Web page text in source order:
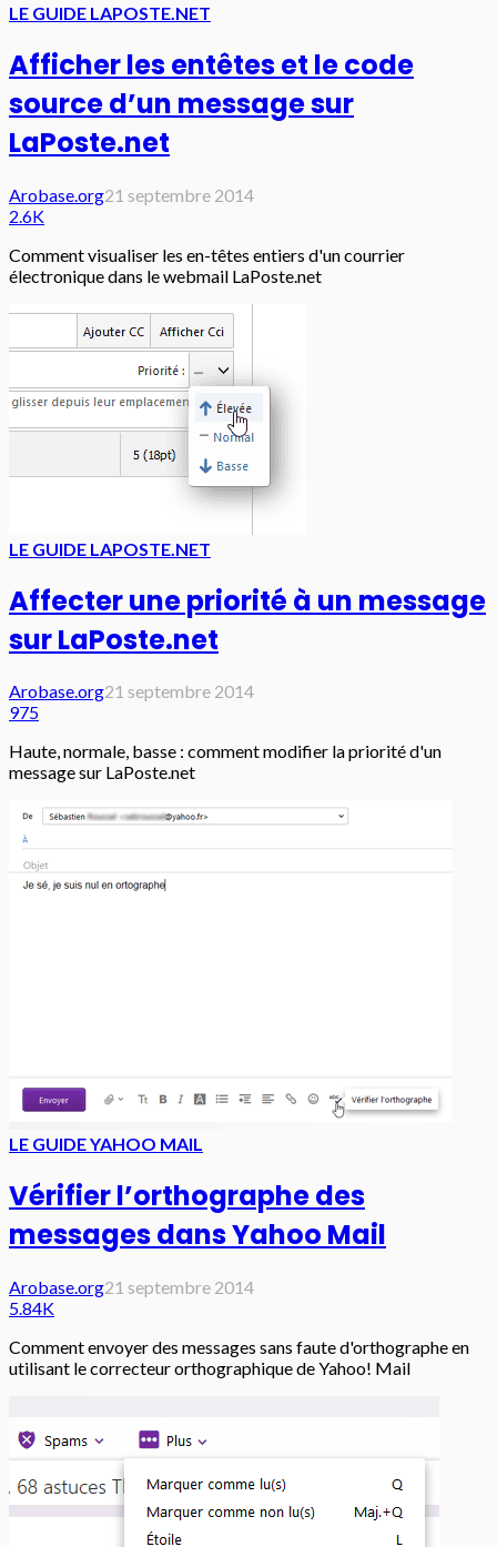
LE GUIDE LAPOSTE.NET
Afficher les entêtes et le code
source d’un message sur
LaPoste.net
Arobase.org21 septembre 2014
2.6K
Comment visualiser les en-têtes entiers d'un courrier
électronique dans le webmail LaPoste.net
LE GUIDE LAPOSTE.NET
Affecter une priorité à un message
sur LaPoste.net
Arobase.org21 septembre 2014
975
Haute, normale, basse : comment modifier la priorité d'un
message sur LaPoste.net
LE GUIDE YAHOO MAIL
Vérifier l’orthographe des
messages dans Yahoo Mail
Arobase.org21 septembre 2014
5.84K
Comment envoyer des messages sans faute d'orthographe en
utilisant le correcteur orthographique de Yahoo! Mail